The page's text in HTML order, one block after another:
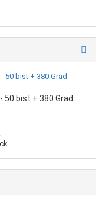
bist + 380 Grad